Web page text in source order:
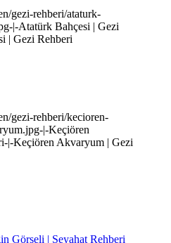
gezi-rehberi/ataturk-
|-Atatürk Bahçesi | Gezi
| Gezi Rehberi
gezi-rehberi/kecioren-
|-Keçiören
|-Keçiören Akvaryum | Gezi